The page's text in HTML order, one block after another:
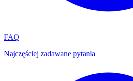
FAQ
Najczęściej zadawane pytania